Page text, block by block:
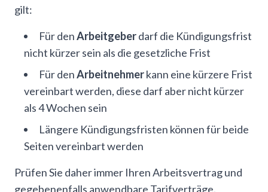
gilt:
Für denArbeitgeberdarf die Kündigungsfrist
nicht kürzer sein als die gesetzliche Frist
Für denArbeitnehmerkann eine kürzere Frist
vereinbart werden, diese darf aber nicht kürzer
als 4 Wochen sein
Längere Kündigungsfristen können für beide
Seiten vereinbart werden
Prüfen Sie daher immer Ihren Arbeitsvertrag und
gegebenenfalls anwendbare Tarifverträge.